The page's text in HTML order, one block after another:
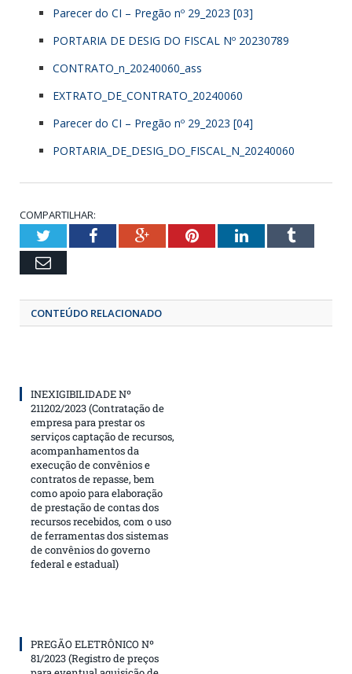
Parecer do CI – Pregão nº 29_2023 [03]
PORTARIA DE DESIG DO FISCAL Nº 20230789
CONTRATO_n_20240060_ass
EXTRATO_DE_CONTRATO_20240060
Parecer do CI – Pregão nº 29_2023 [04]
PORTARIA_DE_DESIG_DO_FISCAL_N_20240060
COMPARTILHAR:
TwitterFacebookGoogle+Pinterest
LinkedIn
Email
CONTEÚDO RELACIONADO
INEXIGIBILIDADE Nº
211202/2023 (Contratação de
empresa para prestar os
serviços captação de recursos,
acompanhamentos da
execução de convênios e
contratos de repasse, bem
como apoio para elaboração
de prestação de contas dos
recursos recebidos, com o uso
de ferramentas dos sistemas
de convênios do governo
federal e estadual)
PREGÃO ELETRÔNICO Nº
81/2023 (Registro de preços